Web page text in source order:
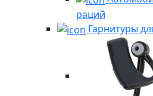
раций
Гарнитуры